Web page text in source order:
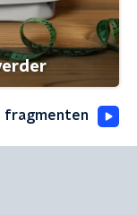
fragmenten